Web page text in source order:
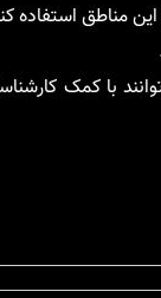
مناطق استفاده
با کمک